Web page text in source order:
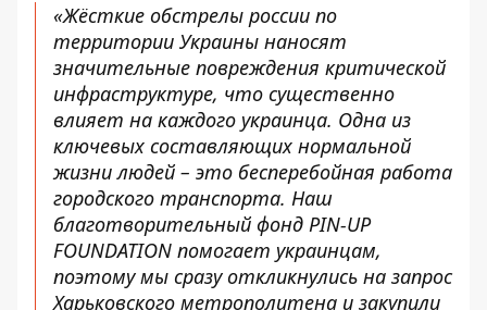
«Жёсткие обстрелы россии по
территории Украины наносят
значительные повреждения критической
инфраструктуре, что существенно
влияет на каждого украинца. Одна из
ключевых составляющих нормальной
жизни людей – это бесперебойная работа
городского транспорта. Наш
благотворительный фонд PIN-UP
FOUNDATION помогает украинцам,
поэтому мы сразу откликнулись на запрос
Харьковского метрополитена и закупили